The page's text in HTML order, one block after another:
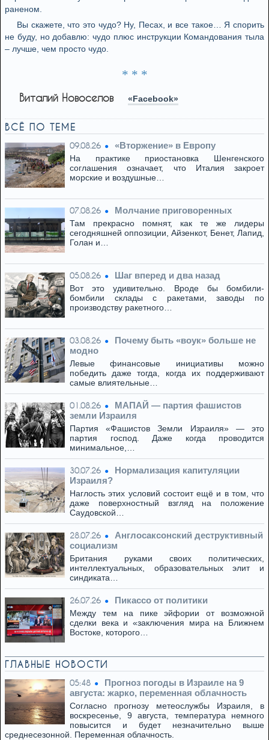
раненом.
Вы скажете, что это чудо? Ну, Песах, и все такое… Я спорить
не буду, но добавлю: чудо плюс инструкции Командования тыла
– лучше, чем просто чудо.
* * *
Виталий Новоселов «Facebook»
ВСЁ ПО ТЕМЕ
09.08.26 «Вторжение» в Европу
На практике приостановка Шенгенского
соглашения означает, что Италия закроет
морские и воздушные…
07.08.26 Молчание приговоренных
Там прекрасно помнят, как те же лидеры
сегодняшней оппозиции, Айзенкот, Бенет, Лапид,
Голан и…
05.08.26 Шаг вперед и два назад
Вот это удивительно. Вроде бы бомбили-
бомбили склады с ракетами, заводы по
производству ракетного…
03.08.26
Почему быть «воук» больше не
модно
Левые финансовые инициативы можно
победить даже тогда, когда их поддерживают
самые влиятельные…
01.08.26
МАПАЙ — партия фашистов
земли Израиля
Партия «Фашистов Земли Израиля» — это
партия господ. Даже когда проводится
минимальное,…
30.07.26
Нормализация капитуляции
Израиля?
Наглость этих условий состоит ещё и в том, что
даже поверхностный взгляд на положение
Саудовской…
28.07.26
Англосаксонский деструктивный
социализм
Британия руками своих политических,
интеллектуальных, образовательных элит и
синдиката…
26.07.26 Пикассо от политики
Между тем на пике эйфории от возможной
сделки века и «заключения мира на Ближнем
Востоке, которого…
ГЛАВНЫЕ НОВОСТИ
05:48
Прогноз погоды в Израиле на 9
августа: жарко, переменная облачность
Согласно прогнозу метеослужбы Израиля, в
воскресенье, 9 августа, температура немного
повысится и будет незначительно выше
среднесезонной. Переменная облачность.